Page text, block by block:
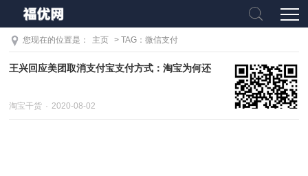
您现在的位置是： 主页 > TAG：微信支付
王兴回应美团取消支付宝支付方式：淘宝为何还
淘宝干货 2020-08-02